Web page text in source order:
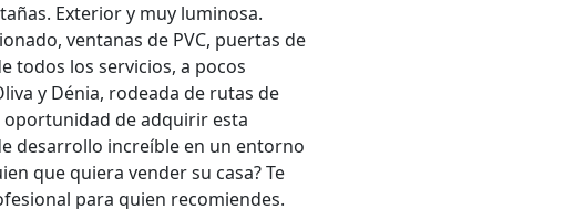
Exterior y muy luminosa.
ventanas de PVC, puertas de
todos los servicios, a pocos
y Dénia, rodeada de rutas de
oportunidad de adquirir esta
desarrollo increíble en un entorno
que quiera vender su casa? Te
para quien recomiendes.